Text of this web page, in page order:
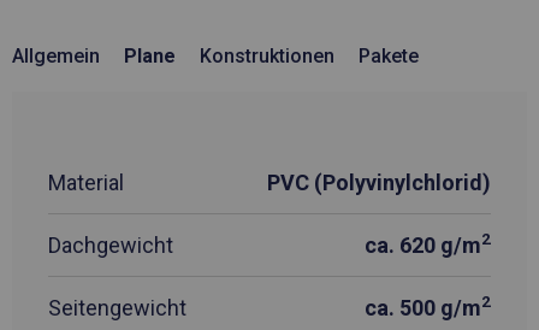
Allgemein Plane Konstruktionen Pakete
Material PVC (Polyvinylchlorid)
Dachgewicht ca. 620 g/m2
Seitengewicht ca. 500 g/m2